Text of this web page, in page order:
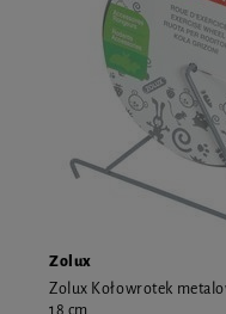
Zolux
Zolux Kołowrotek
18 cm